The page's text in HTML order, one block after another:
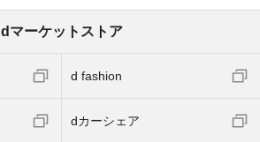
dマーケットストア
d fashion
dカーシェア